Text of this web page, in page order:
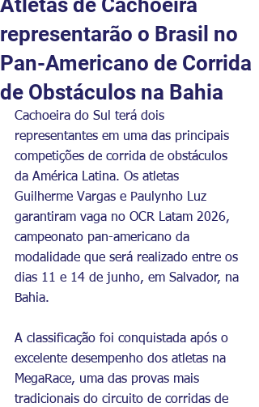
Atletas de Cachoeira
representarão o Brasil no
Pan-Americano de Corrida
de Obstáculos na Bahia
Cachoeira do Sul terá dois
representantes em uma das principais
competições de corrida de obstáculos
da América Latina. Os atletas
Guilherme Vargas e Paulynho Luz
garantiram vaga no OCR Latam 2026,
campeonato pan-americano da
modalidade que será realizado entre os
dias 11 e 14 de junho, em Salvador, na
Bahia.
A classificação foi conquistada após o
excelente desempenho dos atletas na
MegaRace, uma das provas mais
tradicionais do circuito de corridas de